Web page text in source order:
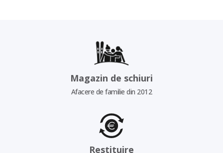
Magazin de schiuri
Afacere de familie din 2012
Restituire